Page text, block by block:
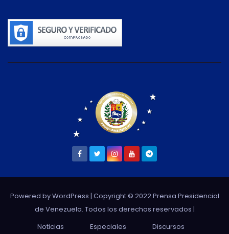
Powered by WordPress | Copyright © 2022 Prensa Presidencial
de Venezuela. Todos los derechos reservados |
Noticias
Especiales Discursos